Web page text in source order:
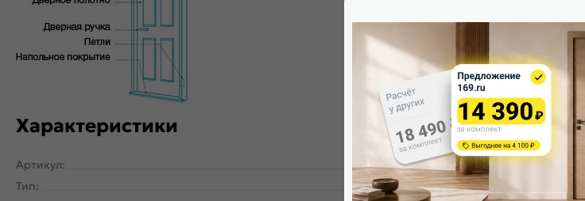
Характеристики
Артикул:
003-0464
Тип:
Межкомнатные двери
Цвет: